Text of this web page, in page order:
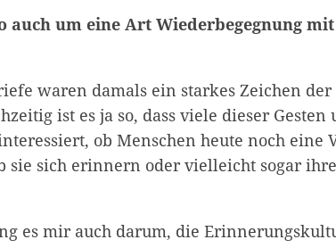
auch um eine Art Wiederbegegnung
waren damals ein starkes Zeichen
ist es ja so, dass viele dieser
ob Menschen heute noch eine
sie sich erinnern oder vielleicht sogar
es mir auch darum, die